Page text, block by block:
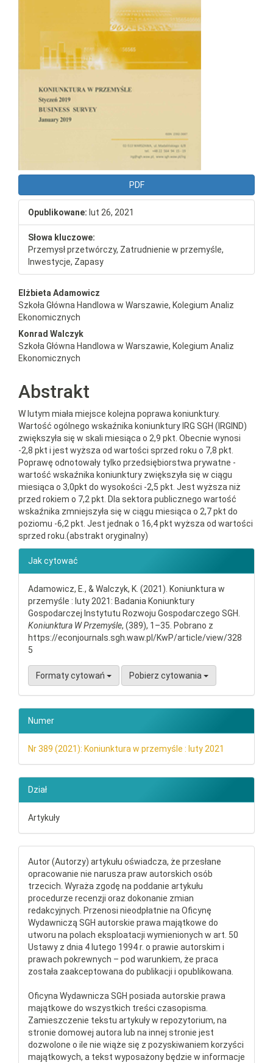
PDF
Opublikowane: lut 26, 2021
Słowa kluczowe:
Przemysł przetwórczy, Zatrudnienie w przemyśle,
Inwestycje, Zapasy
Elżbieta Adamowicz
Szkoła Główna Handlowa w Warszawie, Kolegium Analiz
Ekonomicznych
Konrad Walczyk
Szkoła Główna Handlowa w Warszawie, Kolegium Analiz
Ekonomicznych
Abstrakt
W lutym miała miejsce kolejna poprawa koniunktury.
Wartość ogólnego wskaźnika koniunktury IRG SGH (IRGIND)
zwiększyła się w skali miesiąca o 2,9 pkt. Obecnie wynosi
-2,8 pkt i jest wyższa od wartości sprzed roku o 7,8 pkt.
Poprawę odnotowały tylko przedsiębiorstwa prywatne -
wartość wskaźnika koniunktury zwiększyła się w ciągu
miesiąca o 3,0pkt do wysokości -2,5 pkt. Jest wyższa niż
przed rokiem o 7,2 pkt. Dla sektora publicznego wartość
wskaźnika zmniejszyła się w ciągu miesiąca o 2,7 pkt do
poziomu -6,2 pkt. Jest jednak o 16,4 pkt wyższa od wartości
sprzed roku.(abstrakt oryginalny)
Jak cytować
Adamowicz, E., & Walczyk, K. (2021). Koniunktura w
przemyśle : luty 2021: Badania Koniunktury
Gospodarczej Instytutu Rozwoju Gospodarczego SGH.
Koniunktura W Przemyśle, (389), 1–35. Pobrano z
https://econjournals.sgh.waw.pl/KwP/article/view/328
5
Formaty cytowań Pobierz cytowania
Numer
Nr 389 (2021): Koniunktura w przemyśle : luty 2021
Dział
Artykuły
Autor (Autorzy) artykułu oświadcza, że przesłane
opracowanie nie narusza praw autorskich osób
trzecich. Wyraża zgodę na poddanie artykułu
procedurze recenzji oraz dokonanie zmian
redakcyjnych. Przenosi nieodpłatnie na Oficynę
Wydawniczą SGH autorskie prawa majątkowe do
utworu na polach eksploatacji wymienionych w art. 50
Ustawy z dnia 4 lutego 1994 r. o prawie autorskim i
prawach pokrewnych – pod warunkiem, że praca
została zaakceptowana do publikacji i opublikowana.
Oficyna Wydawnicza SGH posiada autorskie prawa
majątkowe do wszystkich treści czasopisma.
Zamieszczenie tekstu artykuły w repozytorium, na
stronie domowej autora lub na innej stronie jest
dozwolone o ile nie wiąże się z pozyskiwaniem korzyści
majątkowych, a tekst wyposażony będzie w informacje